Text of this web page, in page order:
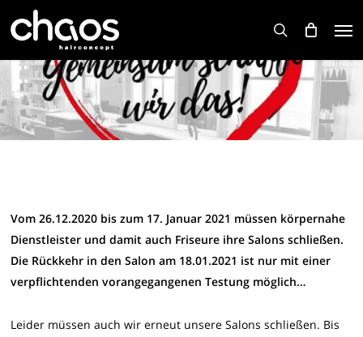
content
search
Vom 26.12.2020 bis zum 17. Januar 2021 müssen körpernahe
Dienstleister und damit auch Friseure ihre Salons schließen.
Die Rückkehr in den Salon am 18.01.2021 ist nur mit einer
verpflichtenden vorangegangenen Testung möglich…
Leider müssen auch wir erneut unsere Salons schließen. Bis